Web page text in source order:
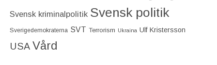
Svensk kriminalpolitik Svensk politik
Sverigedemokraterna SVT Terrorism Ukraina Ulf Kristersson
USA Vård